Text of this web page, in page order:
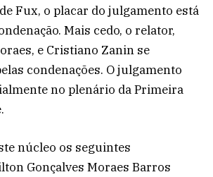
Fux, o placar do julgamento está
Mais cedo, o relator,
e Cristiano Zanin se
condenações. O julgamento
no plenário da Primeira
núcleo os seguintes
Gonçalves Moraes Barros